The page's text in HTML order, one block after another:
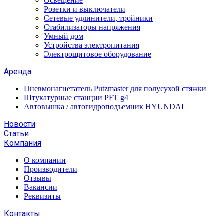
Розетки и выключатели
Сетевые удлинители, тройники
Стабилизаторы напряжения
Умный дом
Устройства электропитания
Электрощитовое оборудование
Аренда
Пневмонагнетатель Putzmaster для полусухой стяжки
Штукатурные станции PFT g4
Автовышка / автогидроподъемник HYUNDAI
Новости
Статьи
Компания
О компании
Производители
Отзывы
Вакансии
Реквизиты
Контакты